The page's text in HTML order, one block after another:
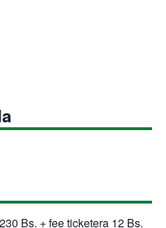
Bs. + fee ticketera 12 Bs.